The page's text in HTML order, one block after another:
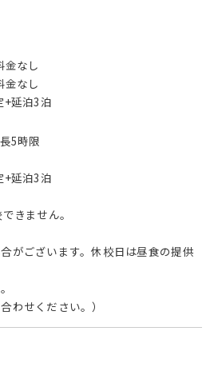
なし
なし
延泊3泊
5時限
延泊3泊
きません。
がございます。休校日は昼食の提供
わせください。）